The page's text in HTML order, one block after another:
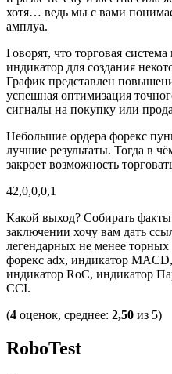
хотя… ведь мы с вами
амплуа.
Говорят, что торговая
индикатор для создания
График представлен
успешная оптимизация
сигналы на покупку или
Небольшие ордера форекс
лучшие результаты. Тогда в
закроет возможность
42,0,0,0,1
Какой выход? Собирать
заключении хочу вам дать
легендарных не менее
форекс adx, индикатор
индикатор RoC, индикатор
CCI.
(4 оценок, среднее: 2,50 из 5)
RoboTest